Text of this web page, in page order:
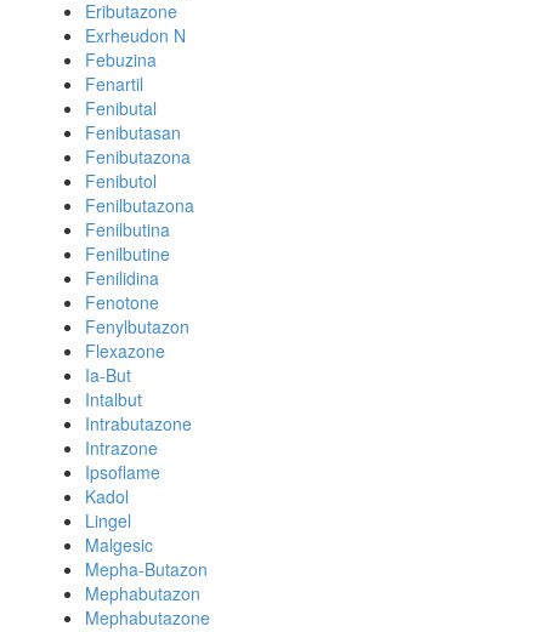
Eributazone
Exrheudon N
Febuzina
Fenartil
Fenibutal
Fenibutasan
Fenibutazona
Fenibutol
Fenilbutazona
Fenilbutina
Fenilbutine
Fenilidina
Fenotone
Fenylbutazon
Flexazone
Ia-But
Intalbut
Intrabutazone
Intrazone
Ipsoflame
Kadol
Lingel
Malgesic
Mepha-Butazon
Mephabutazon
Mephabutazone